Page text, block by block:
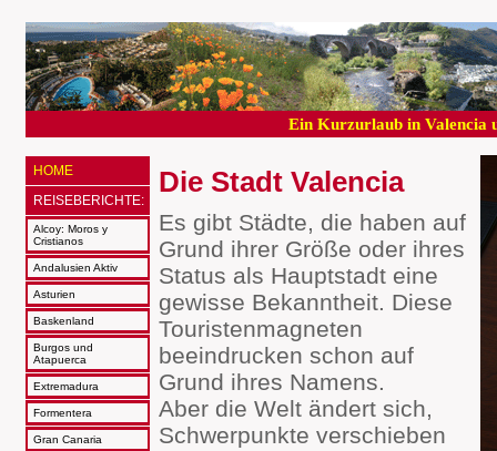
Ein Kurzurlaub in Valencia
HOME
REISEBERICHTE:
Alcoy: Moros y
Cristianos
Andalusien Aktiv
Asturien
Baskenland
Burgos und
Atapuerca
Extremadura
Formentera
Gran Canaria
Die Stadt Valencia
Es gibt Städte, die haben auf
Grund ihrer Größe oder ihres
Status als Hauptstadt eine
gewisse Bekanntheit. Diese
Touristenmagneten
beeindrucken schon auf
Grund ihres Namens.
Aber die Welt ändert sich,
Schwerpunkte verschieben